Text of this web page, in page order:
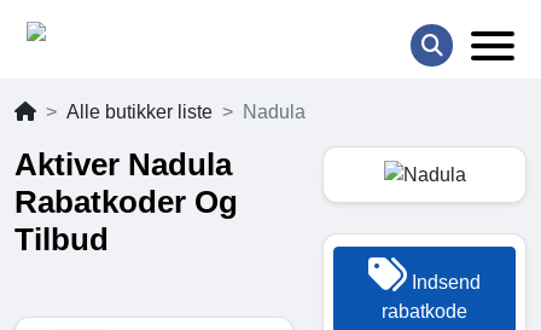
Alle butikker liste Nadula
Aktiver Nadula
Rabatkoder Og
Tilbud
Indsend
rabatkode